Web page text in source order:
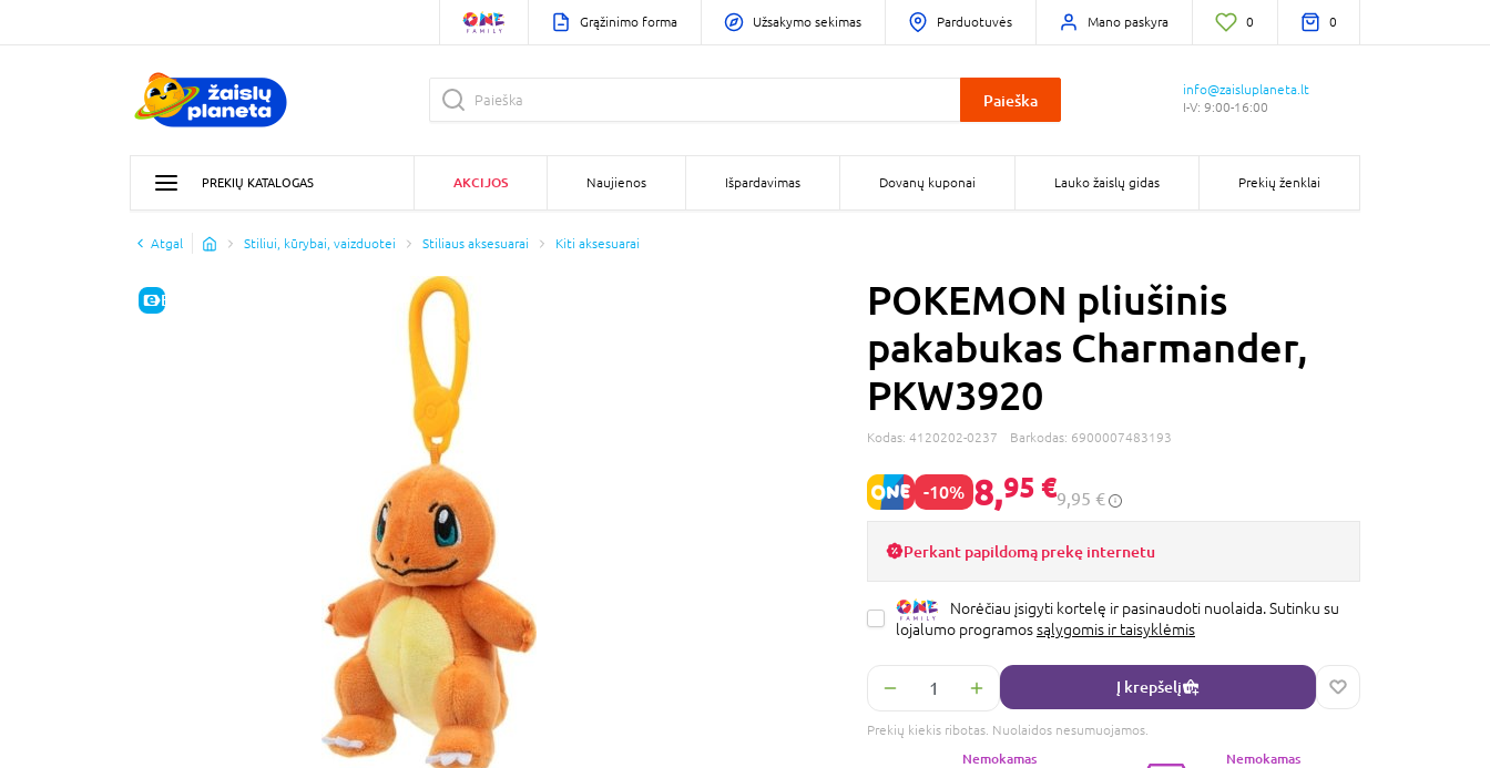
Grąžinimo forma Užsakymo sekimas Parduotuvės Mano paskyra 0 0
Paieška
info@zaisluplaneta.lt
I-V: 9:00-16:00
PREKIŲ KATALOGAS AKCIJOS Naujienos Išpardavimas Dovanų kuponai Lauko žaislų gidas Prekių ženklai
Atgal Stiliui, kūrybai, vaizduotei Stiliaus aksesuarai Kiti aksesuarai
E-KAINA
POKEMON pliušinis
pakabukas Charmander,
PKW3920
Kodas: 4120202-0237 Barkodas: 6900007483193
-10% 8,95 €9,95 €
Perkant papildomą prekę internetu
Norėčiau įsigyti kortelę ir pasinaudoti nuolaida. Sutinku su
lojalumo programossąlygomis ir taisyklėmis
Į krepšelį
Prekių kiekis ribotas. Nuolaidos nesumuojamos.
Nemokamas
Nemokamas